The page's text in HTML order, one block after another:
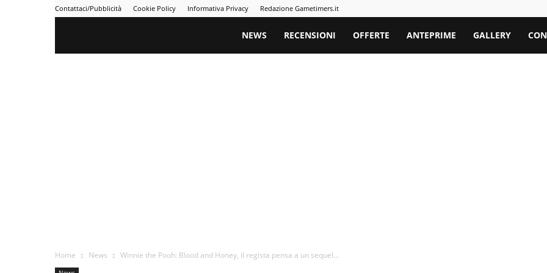
Contattaci/Pubblicità Cookie Policy Informativa Privacy Redazione Gametimers.it
Gametimers
NEWS RECENSIONI OFFERTE ANTEPRIME GALLERY
Home News Winnie the Pooh: Blood and Honey, il regista pensa a un sequel...